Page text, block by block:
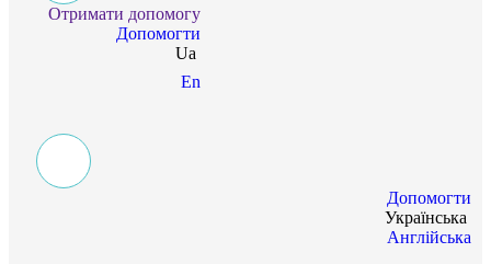
Отримати допомогу
Допомогти
Ua
En
Допомогти
Українська
Англійська